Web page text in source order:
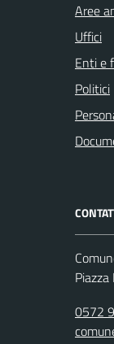
Aree
Uffici
Enti e
Politici
0572